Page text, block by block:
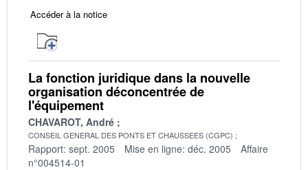
Accéder à la notice
La fonction juridique dans la nouvelle
organisation déconcentrée de
l'équipement
CHAVAROT, André
CONSEIL GENERAL DES PONTS ET CHAUSSEES (CGPC)
Rapport: sept. 2005 Mise en ligne: déc. 2005
Affaire
n°004514-01